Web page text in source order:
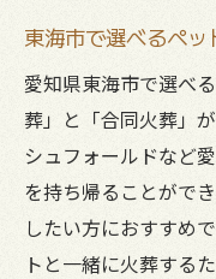
東海市で選べるペ
愛知県東海市で選べ
葬」と「合同火葬」
シュフォールドなど
を持ち帰ることがで
したい方におすすめ
トと一緒に火葬する